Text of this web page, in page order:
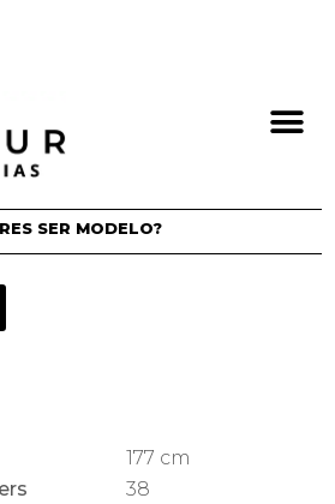
SER MODELO?
177 cm
38